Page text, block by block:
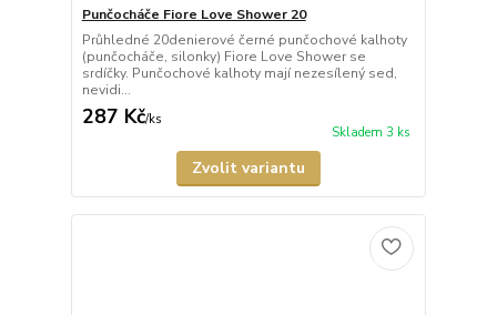
Punčocháče Fiore Love Shower 20
Průhledné 20denierové černé punčochové kalhoty
(punčocháče, silonky) Fiore Love Shower se
srdíčky. Punčochové kalhoty mají nezesílený sed,
nevidi...
287 Kč/ks
Skladem 3 ks
Zvolit variantu